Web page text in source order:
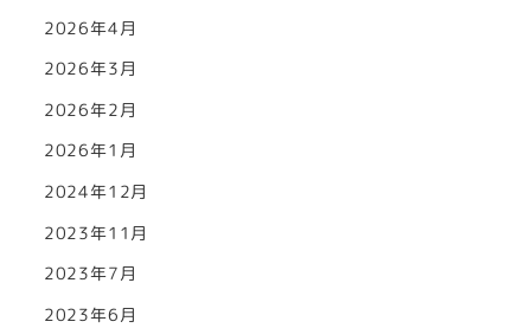
2026年4月
2026年3月
2026年2月
2026年1月
2024年12月
2023年11月
2023年7月
2023年6月